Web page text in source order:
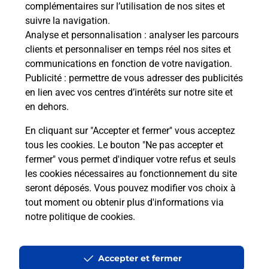
complémentaires sur l’utilisation de nos sites et
suivre la navigation.
Analyse et personnalisation : analyser les parcours
clients et personnaliser en temps réel nos sites et
communications en fonction de votre navigation.
Publicité : permettre de vous adresser des publicités
en lien avec vos centres d’intérêts sur notre site et
en dehors.
En cliquant sur "Accepter et fermer" vous acceptez
tous les cookies. Le bouton "Ne pas accepter et
fermer" vous permet d'indiquer votre refus et seuls
les cookies nécessaires au fonctionnement du site
seront déposés. Vous pouvez modifier vos choix à
tout moment ou obtenir plus d'informations via
notre politique de cookies.
Accepter et fermer
Boîte aux lettres La Poste
Prochaine collecte du courriersamedi à 08h30
36 Route Du Paradis
46200 Meyronne
Le lien s'ouvre dans un nouvel onglet
Localiser Liste Boîtes aux lettres Lot Meyronne
Accessibilité : partiellement conforme